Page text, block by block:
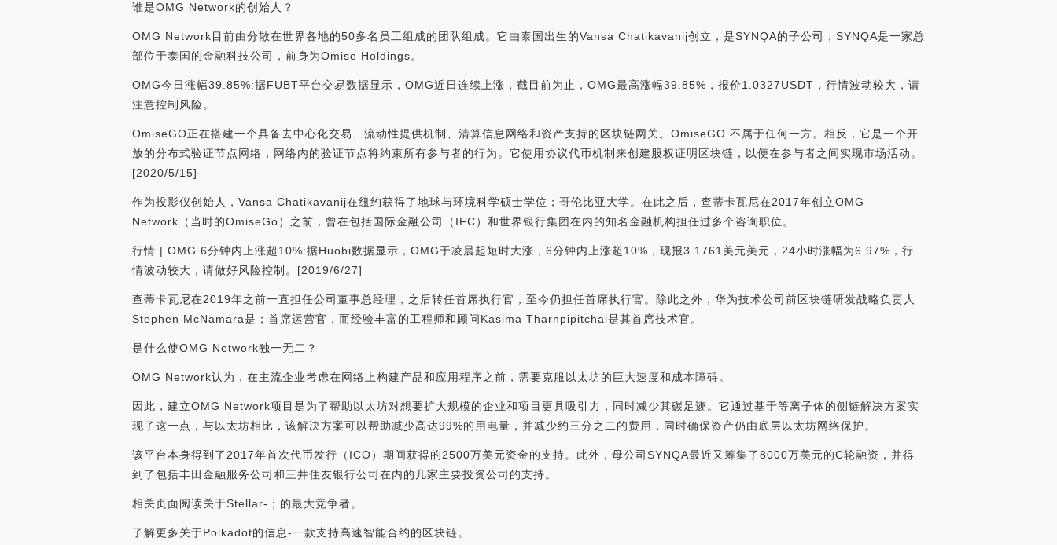
谁是OMG Network的创始人？
OMG Network目前由分散在世界各地的50多名员工组成的团队组成。它由泰国出生的Vansa Chatikavanij创立，是SYNQA的子公司，SYNQA是一家总
部位于泰国的金融科技公司，前身为Omise Holdings。
OMG今日涨幅39.85%:据FUBT平台交易数据显示，OMG近日连续上涨，截目前为止，OMG最高涨幅39.85%，报价1.0327USDT，行情波动较大，请
注意控制风险。
OmiseGO正在搭建一个具备去中心化交易、流动性提供机制、清算信息网络和资产支持的区块链网关。OmiseGO 不属于任何一方。相反，它是一个开
放的分布式验证节点网络，网络内的验证节点将约束所有参与者的行为。它使用协议代币机制来创建股权证明区块链，以便在参与者之间实现市场活动。
[2020/5/15]
作为投影仪创始人，Vansa Chatikavanij在纽约获得了地球与环境科学硕士学位；哥伦比亚大学。在此之后，查蒂卡瓦尼在2017年创立OMG
Network（当时的OmiseGo）之前，曾在包括国际金融公司（IFC）和世界银行集团在内的知名金融机构担任过多个咨询职位。
行情 | OMG 6分钟内上涨超10%:据Huobi数据显示，OMG于凌晨起短时大涨，6分钟内上涨超10%，现报3.1761美元美元，24小时涨幅为6.97%，行
情波动较大，请做好风险控制。[2019/6/27]
查蒂卡瓦尼在2019年之前一直担任公司董事总经理，之后转任首席执行官，至今仍担任首席执行官。除此之外，华为技术公司前区块链研发战略负责人
Stephen McNamara是；首席运营官，而经验丰富的工程师和顾问Kasima Tharnpipitchai是其首席技术官。
是什么使OMG Network独一无二？
OMG Network认为，在主流企业考虑在网络上构建产品和应用程序之前，需要克服以太坊的巨大速度和成本障碍。
因此，建立OMG Network项目是为了帮助以太坊对想要扩大规模的企业和项目更具吸引力，同时减少其碳足迹。它通过基于等离子体的侧链解决方案实
现了这一点，与以太坊相比，该解决方案可以帮助减少高达99%的用电量，并减少约三分之二的费用，同时确保资产仍由底层以太坊网络保护。
该平台本身得到了2017年首次代币发行（ICO）期间获得的2500万美元资金的支持。此外，母公司SYNQA最近又筹集了8000万美元的C轮融资，并得
到了包括丰田金融服务公司和三井住友银行公司在内的几家主要投资公司的支持。
相关页面阅读关于Stellar-；的最大竞争者。
了解更多关于Polkadot的信息-一款支持高速智能合约的区块链。